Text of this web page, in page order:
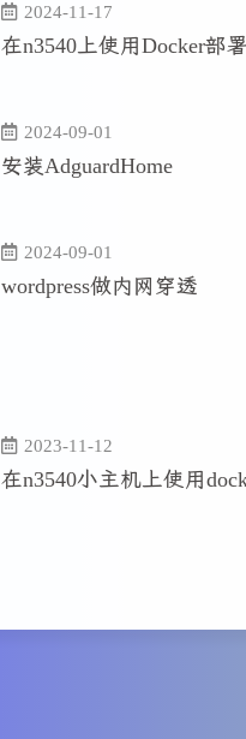
2024-11-17
在n3540上使用Docker部
2024-09-01
安装AdguardHome
2024-09-01
wordpress做内网穿透
2023-11-12
在n3540小主机上使用